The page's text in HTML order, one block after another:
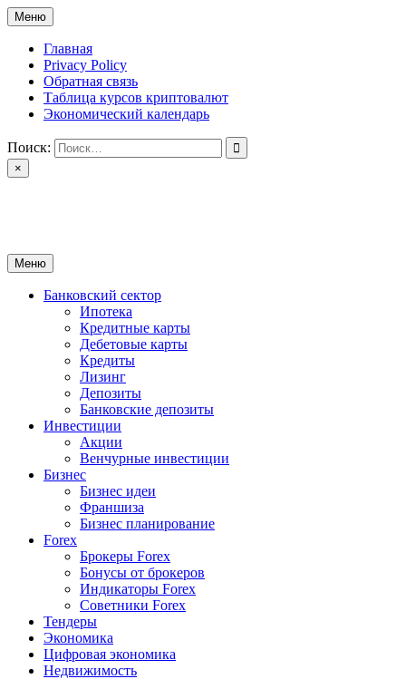
Перейти
к
содержимому
Меню
Главная
Privacy Policy
Обратная связь
Таблица курсов криптовалют
Экономический календарь
Поиск:
×
Меню
Банковский сектор
Ипотека
Кредитные карты
Дебетовые карты
Кредиты
Лизинг
Депозиты
Банковские депозиты
Инвестиции
Акции
Венчурные инвестиции
Бизнес
Бизнес идеи
Франшиза
Бизнес планирование
Forex
Брокеры Forex
Бонусы от брокеров
Индикаторы Forex
Советники Forex
Тендеры
Экономика
Цифровая экономика
Недвижимость